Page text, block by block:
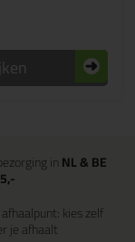
inNL & BE
kies zelf
je afhaalt